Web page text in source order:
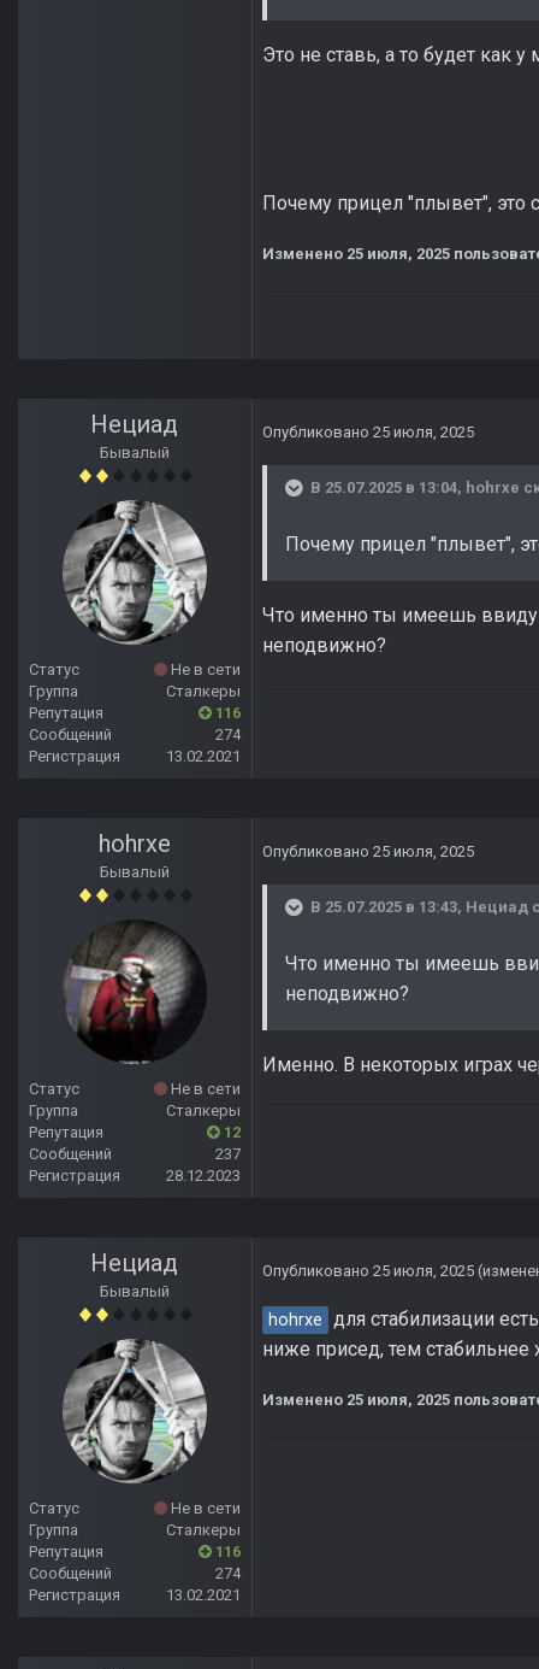
Это не ставь, а то будет как у
Почему прицел "плывет", это
Изменено 25 июля, 2025
Нециад
Бывалый
Статус
Не в сети
Группа
Сталкеры
Репутация
116
Сообщений
274
Регистрация
13.02.2021
Опубликовано 25 июля, 2025
В 25.07.2025 в 13:04, hohrxe
Почему прицел "плывет",
Что именно ты имеешь ввиду
неподвижно?
hohrxe
Бывалый
Статус
Не в сети
Группа
Сталкеры
Репутация
12
Сообщений
237
Регистрация
28.12.2023
Опубликовано 25 июля, 2025
В 25.07.2025 в 13:43, Нециад
Что именно ты имеешь
неподвижно?
Именно. В некоторых играх
Нециад
Бывалый
Статус
Не в сети
Группа
Сталкеры
Репутация
116
Сообщений
274
Регистрация
13.02.2021
Опубликовано 25 июля, 2025
hohrxe для стабилизации
ниже присед, тем стабильнее
Изменено 25 июля, 2025